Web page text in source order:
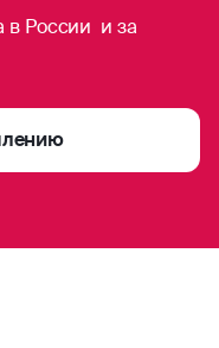
в России и за